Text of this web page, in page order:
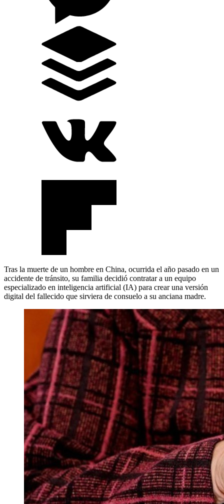
Tras la muerte de un hombre en China, ocurrida el año pasado en un
accidente de tránsito, su familia decidió contratar a un equipo
especializado en inteligencia artificial (IA) para crear una versión
digital del fallecido que sirviera de consuelo a su anciana madre.